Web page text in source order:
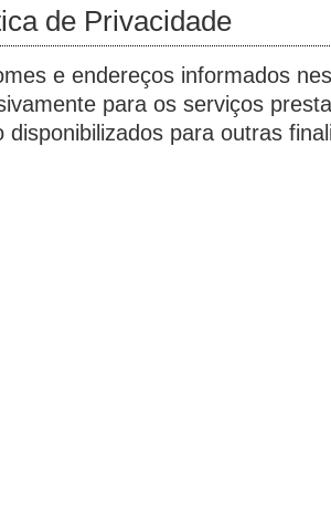
de Privacidade
e endereços informados
para os serviços
disponibilizados para outras